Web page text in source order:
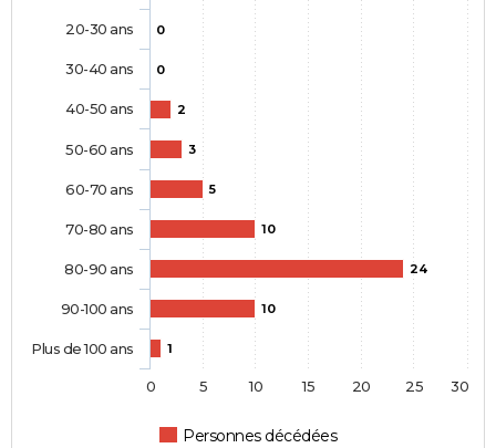
0
0
2
3
5
10
24
10
1
Personnes décédées
20-30 ans
30-40 ans
40-50 ans
50-60 ans
60-70 ans
70-80 ans
80-90 ans
90-100 ans
Plus de 100 ans
0 5 10 15 20 25 30